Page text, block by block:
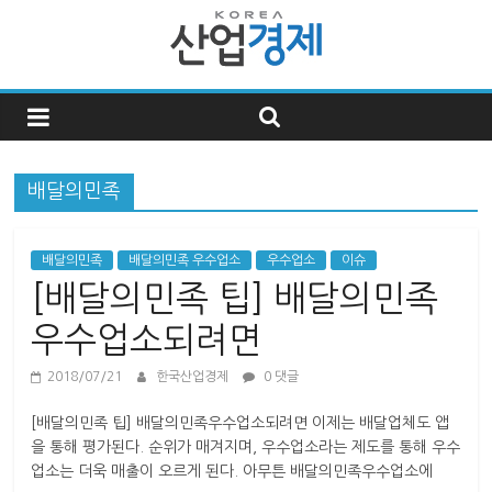
한
국
산
업
경
제
배달의민족
배달의민족 배달의민족 우수업소 우수업소 이슈
[배달의민족 팁] 배달의민족
우수업소되려면
2018/07/21 한국산업경제 0 댓글
[배달의민족 팁] 배달의민족우수업소되려면 이제는 배달업체도 앱
을 통해 평가된다. 순위가 매겨지며, 우수업소라는 제도를 통해 우수
업소는 더욱 매출이 오르게 된다. 아무튼 배달의민족우수업소에